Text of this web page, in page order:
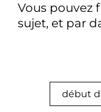
Vous pouvez
sujet, et par